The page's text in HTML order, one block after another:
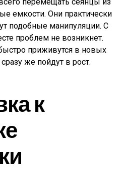
емкости. Они практически
подобные манипуляции. С
проблем не возникнет.
приживутся в новых
же пойдут в рост.
к